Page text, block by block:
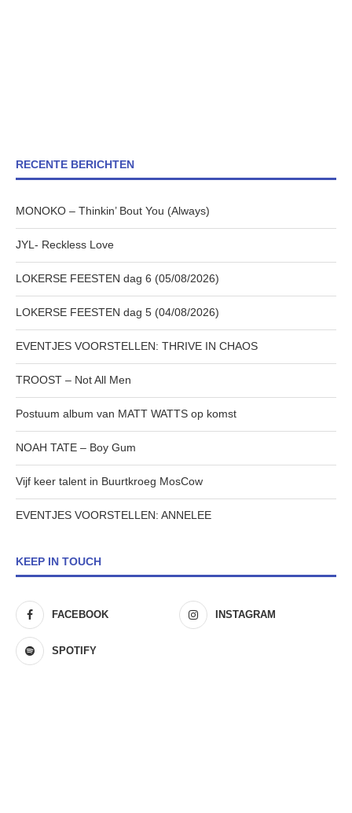
RECENTE BERICHTEN
MONOKO – Thinkin’ Bout You (Always)
JYL- Reckless Love
LOKERSE FEESTEN dag 6 (05/08/2026)
LOKERSE FEESTEN dag 5 (04/08/2026)
EVENTJES VOORSTELLEN: THRIVE IN CHAOS
TROOST – Not All Men
Postuum album van MATT WATTS op komst
NOAH TATE – Boy Gum
Vijf keer talent in Buurtkroeg MosCow
EVENTJES VOORSTELLEN: ANNELEE
KEEP IN TOUCH
FACEBOOK INSTAGRAM
SPOTIFY